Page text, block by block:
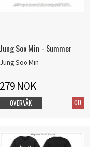
Jung Soo Min - Summer
Jung Soo Min
279 NOK
CD
OVERVÅK